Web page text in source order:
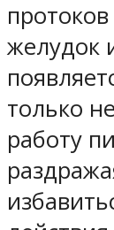
желудок
только
работу